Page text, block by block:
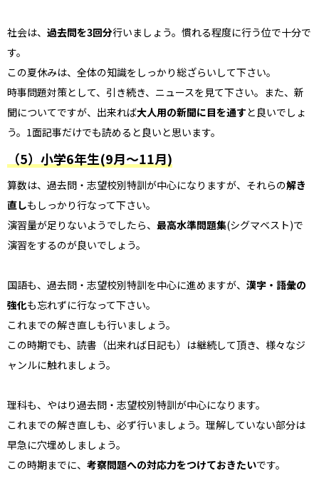
社会は、 過去問を3回分行いましょう。慣れる程度に行う位で十分で
す。
この夏休みは、全体の知識をしっかり総ざらいして下さい。
時事問題対策として、引き続き、ニュースを見て下さい。また、新
聞についてですが、出来れば大人用の新聞に目を通すと良いでしょ
う。1面記事だけでも読めると良いと思います。
（5）小学6年生(9月～11月)
算数は、過去問・志望校別特訓が中心になりますが、それらの解き
直しもしっかり行なって下さい。
演習量が足りないようでしたら、 最高水準問題集(シグマベスト)で
演習をするのが良いでしょう。
国語も、過去問・志望校別特訓を中心に進めますが、 漢字・語彙の
強化も忘れずに行なって下さい。
これまでの解き直しも行いましょう。
この時期でも、読書（出来れば日記も）は継続して頂き、様々なジ
ャンルに触れましょう。
理科も、やはり過去問・志望校別特訓が中心になります。
これまでの解き直しも、必ず行いましょう。理解していない部分は
早急に穴埋めしましょう。
この時期までに、 考察問題への対応力をつけておきたいです。